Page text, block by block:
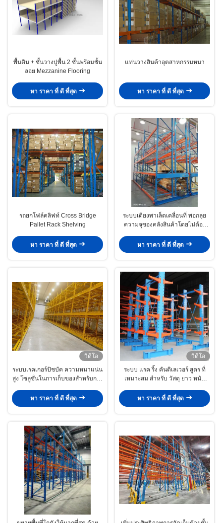
พื้นดิน + ชั้นวางปูพื้น 2 ชั้นพร้อมชั้น
ลอย Mezzanine Flooring
หา ราคา ที่ ดี ที่สุด
แท่นวางสินค้าอุตสาหกรรมหนา
หา ราคา ที่ ดี ที่สุด
รถยกโฟล์คลิฟท์ Cross Bridge
Pallet Rack Shelving
หา ราคา ที่ ดี ที่สุด
ระบบเตียงพาเล็ตเคลื่อนที่ พอกลุย
ความจุของคลังสินค้าโดยไม่ต้อง
หา ราคา ที่ ดี ที่สุด
วิดีโอ
ระบบเรคเกอร์ปัชบัค ความหนาแน่น
สูง โซลูชั่นในการเก็บของสําหรับการ
หา ราคา ที่ ดี ที่สุด
วิดีโอ
ระบบ แรค ริ้ง คันติเลเวอร์ สูตร ที่
เหมาะสม สําหรับ วัสดุ ยาว หนัก
หา ราคา ที่ ดี ที่สุด